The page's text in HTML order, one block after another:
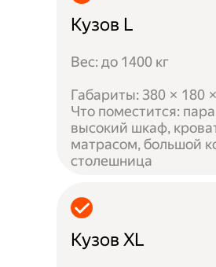
Кузов L
Вес: до 1400 кг
Габариты: 380 × 180
Что поместится:
высокий шкаф,
матрасом, большой
столешница
Кузов XL